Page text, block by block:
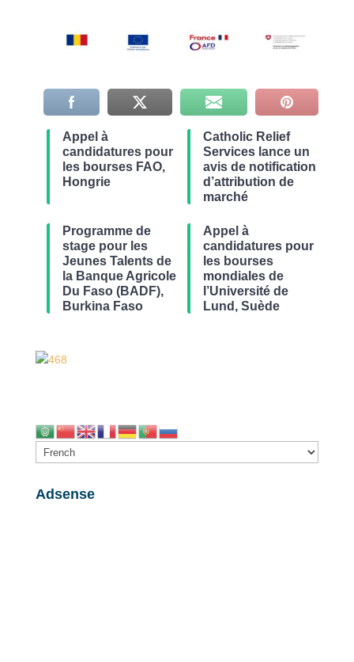
Appel à
candidatures pour
les bourses FAO,
Hongrie
Catholic Relief
Services lance un
avis de notification
d’attribution de
marché
Programme de
stage pour les
Jeunes Talents de
la Banque Agricole
Du Faso (BADF),
Burkina Faso
Appel à
candidatures pour
les bourses
mondiales de
l’Université de
Lund, Suède
Adsense